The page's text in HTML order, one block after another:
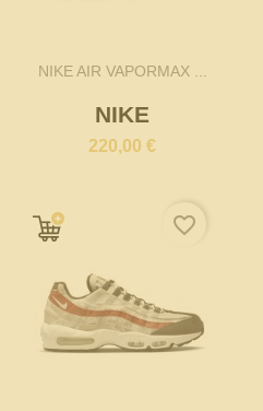
NIKE AIR VAPORMAX ...
NIKE
220,00 €
favorite_border